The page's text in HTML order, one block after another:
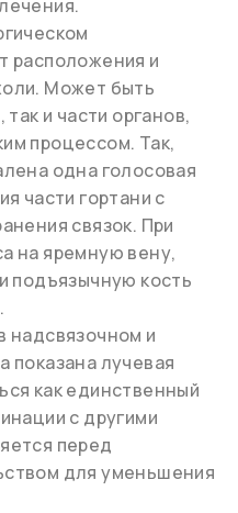
расположения и
Может быть
и части органов,
процессом. Так,
одна голосовая
части гортани с
связок. При
на яремную вену,
подъязычную кость
надсвязочном и
показана лучевая
как единственный
с другими
перед
для уменьшения